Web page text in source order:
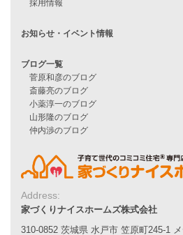
WOOD BOX
ハピネスシリーズ
Sシリーズ
シンプルな平屋
家づくりナイスホームズの家づくり
エコハウス
家づくりの流れ
7つのポイント
平屋をお考えの方へ
二世帯住宅をお考えの方へ
リフォームをお考えの方へ
Address:
家づくりナイスホームズ株式会社
310-0852 茨城県 水戸市 笠原町245-1